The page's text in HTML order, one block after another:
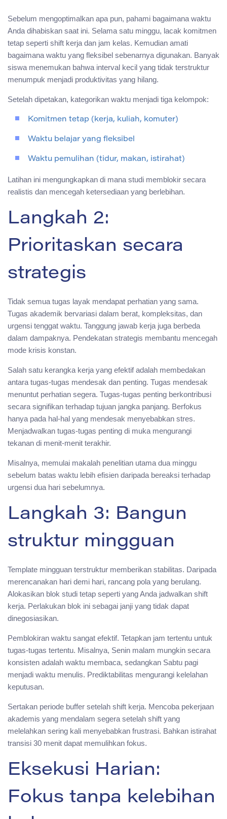
Sebelum mengoptimalkan apa pun, pahami bagaimana waktu
Anda dihabiskan saat ini. Selama satu minggu, lacak komitmen
tetap seperti shift kerja dan jam kelas. Kemudian amati
bagaimana waktu yang fleksibel sebenarnya digunakan. Banyak
siswa menemukan bahwa interval kecil yang tidak terstruktur
menumpuk menjadi produktivitas yang hilang.
Setelah dipetakan, kategorikan waktu menjadi tiga kelompok:
Komitmen tetap (kerja, kuliah, komuter)
Waktu belajar yang fleksibel
Waktu pemulihan (tidur, makan, istirahat)
Latihan ini mengungkapkan di mana studi memblokir secara
realistis dan mencegah ketersediaan yang berlebihan.
Langkah 2:
Prioritaskan secara
strategis
Tidak semua tugas layak mendapat perhatian yang sama.
Tugas akademik bervariasi dalam berat, kompleksitas, dan
urgensi tenggat waktu. Tanggung jawab kerja juga berbeda
dalam dampaknya. Pendekatan strategis membantu mencegah
mode krisis konstan.
Salah satu kerangka kerja yang efektif adalah membedakan
antara tugas-tugas mendesak dan penting. Tugas mendesak
menuntut perhatian segera. Tugas-tugas penting berkontribusi
secara signifikan terhadap tujuan jangka panjang. Berfokus
hanya pada hal-hal yang mendesak menyebabkan stres.
Menjadwalkan tugas-tugas penting di muka mengurangi
tekanan di menit-menit terakhir.
Misalnya, memulai makalah penelitian utama dua minggu
sebelum batas waktu lebih efisien daripada bereaksi terhadap
urgensi dua hari sebelumnya.
Langkah 3: Bangun
struktur mingguan
Template mingguan terstruktur memberikan stabilitas. Daripada
merencanakan hari demi hari, rancang pola yang berulang.
Alokasikan blok studi tetap seperti yang Anda jadwalkan shift
kerja. Perlakukan blok ini sebagai janji yang tidak dapat
dinegosiasikan.
Pemblokiran waktu sangat efektif. Tetapkan jam tertentu untuk
tugas-tugas tertentu. Misalnya, Senin malam mungkin secara
konsisten adalah waktu membaca, sedangkan Sabtu pagi
menjadi waktu menulis. Prediktabilitas mengurangi kelelahan
keputusan.
Sertakan periode buffer setelah shift kerja. Mencoba pekerjaan
akademis yang mendalam segera setelah shift yang
melelahkan sering kali menyebabkan frustrasi. Bahkan istirahat
transisi 30 menit dapat memulihkan fokus.
Eksekusi Harian:
Fokus tanpa kelebihan